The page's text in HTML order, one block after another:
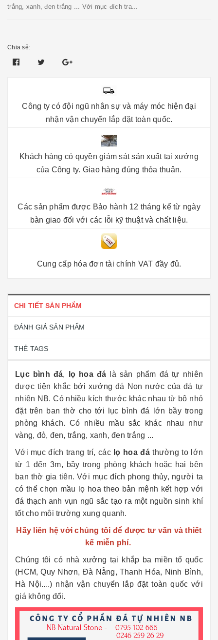
trắng, xanh, đen trắng ... Với mục đích tra...
Chia sẻ:
Công ty có đội ngũ nhân sự và máy móc hiện đại
nhận vận chuyển lắp đặt toàn quốc.
Khách hàng có quyền giám sát sản xuất tại xưởng
của Công ty. Giao hàng đúng thỏa thuận.
Các sản phẩm được Bảo hành 12 tháng kể từ ngày
bàn giao đối với các lỗi kỹ thuật và chất liệu.
Cung cấp hóa đơn tài chính VAT đầy đủ.
CHI TIẾT SẢN PHẨM
ĐÁNH GIÁ SẢN PHẨM
THẺ TAGS
Lục bình đá, lọ hoa đá là sản phẩm đá tự nhiên
được tiện khắc bởi xưởng đá Non nước của đá tự
nhiên NB. Có nhiều kích thước khác nhau từ bộ nhỏ
đặt trên ban thờ cho tới lục bình đá lớn bầy trong
phòng khách. Có nhiều mầu sắc khác nhau như
vàng, đỏ, đen, trắng, xanh, đen trắng ...
Với mục đích trang trí, các lọ hoa đáthường to lớn
từ 1 đến 3m, bầy trong phòng khách hoặc hai bên
ban thờ gia tiên. Với mục đích phong thủy, người ta
có thể chọn mầu lọ hoa theo bản mệnh kết hợp với
đá thạch anh vụn ngũ sắc tạo ra một nguồn sinh khí
tốt cho môi trường xung quanh.
Hãy liên hệ với chúng tôi để được tư vấn và thiết
kế miễn phí.
Chúng tôi có nhà xưởng tại khắp ba miền tổ quốc
(HCM, Quy Nhơn, Đà Nẵng, Thanh Hóa, Ninh Bình,
Hà Nội....) nhận vận chuyển lắp đặt toàn quốc với
giá không đổi.